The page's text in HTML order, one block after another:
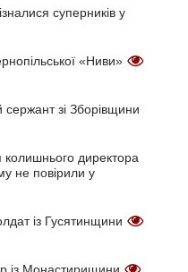
суперників у
«Ниви»
зі Зборівщини
колишнього директора
не повірили у
із Гусятинщини